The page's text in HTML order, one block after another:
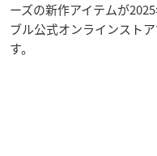
ーズの新作アイテムが
ブル公式オンラインスト
す。